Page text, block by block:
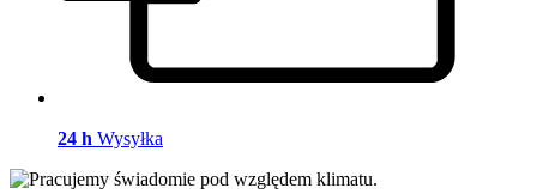
24 h Wysyłka